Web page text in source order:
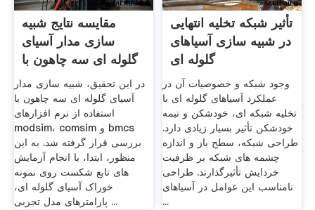
مقایسه نتایج شبیه
سازی مدار آسیای
گلوله ای سه چاهون با
نرم ...
در این تحقیق، شبیه سازی مدار
آسیای گلوله ای سه چاهون با
استفاده از نرم افزارهای
modsim، comsim و bmcs
بررسی قرار گرفته شد. به این
منظور، ابتدا، با انجام آزمایش
های تابع شکست روی نمونه
خوراک آسیای گلوله ای،
پارامترهای مدل تجربی ...
تأثیر شبکه تخلیه انتهایی
در شبیه سازی آسیاهای
گلوله ای
وجود شبکه و خصوصیات آن در
عملکرد آسیاهای گلوله ای با
تخلیه شبکه ای، خودشکن و نیمه
خودشکن تأثیر بسیار زیادی دارد.
طراحی شبکه، سطح باز و اندازه
چشمه های شبکه بر ظرفیت
خردایش تأثیرگذارند. طراحی
نامناسب این عوامل در آسیاهای
...